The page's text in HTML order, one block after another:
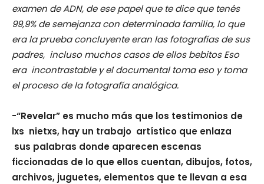
examen de ADN, de ese papel que te dice que tenés
99,9% de semejanza con determinada familia, lo que
era la prueba concluyente eran las fotografías de sus
padres, incluso muchos casos de ellos bebitos Eso
era incontrastable y el documental toma eso y toma
el proceso de la fotografía analógica.
-“Revelar” es mucho más que los testimonios de
lxs nietxs, hay un trabajo artístico que enlaza
sus palabras donde aparecen escenas
ficcionadas de lo que ellos cuentan, dibujos, fotos,
archivos, juguetes, elementos que te llevan a esa